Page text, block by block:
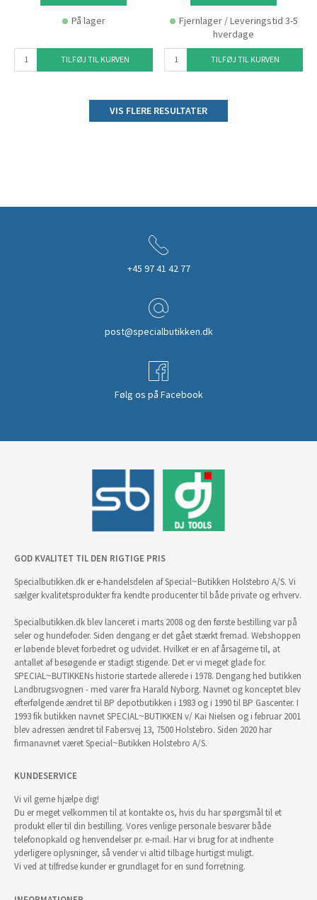
På lager
TILFØJ TIL KURVEN
Fjernlager / Leveringstid 3-5
hverdage
TILFØJ TIL KURVEN
VIS FLERE RESULTATER
+45 97 41 42 77
post@specialbutikken.dk
Følg os på Facebook
GOD KVALITET TIL DEN RIGTIGE PRIS
Specialbutikken.dk er e-handelsdelen af Special~Butikken Holstebro A/S. Vi
sælger kvalitetsprodukter fra kendte producenter til både private og erhverv.
Specialbutikken.dk blev lanceret i marts 2008 og den første bestilling var på
seler og hundefoder. Siden dengang er det gået stærkt fremad. Webshoppen
er løbende blevet forbedret og udvidet. Hvilket er en af årsagerne til, at
antallet af besøgende er stadigt stigende. Det er vi meget glade for.
SPECIAL~BUTIKKENs historie startede allerede i 1978. Dengang hed butikken
Landbrugsvognen - med varer fra Harald Nyborg. Navnet og konceptet blev
efterfølgende ændret til BP depotbutikken i 1983 og i 1990 til BP Gascenter. I
1993 fik butikken navnet SPECIAL~BUTIKKEN v/ Kai Nielsen og i februar 2001
blev adressen ændret til Fabersvej 13, 7500 Holstebro. Siden 2020 har
firmanavnet været Special~Butikken Holstebro A/S.
KUNDESERVICE
Vi vil gerne hjælpe dig!
Du er meget velkommen til at kontakte os, hvis du har spørgsmål til et
produkt eller til din bestilling. Vores venlige personale besvarer både
telefonopkald og henvendelser pr. e-mail. Har vi brug for at indhente
yderligere oplysninger, så vender vi altid tilbage hurtigst muligt.
Vi ved at tilfredse kunder er grundlaget for en sund forretning.